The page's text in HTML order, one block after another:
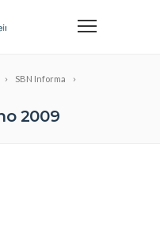
SBN Informa
2009